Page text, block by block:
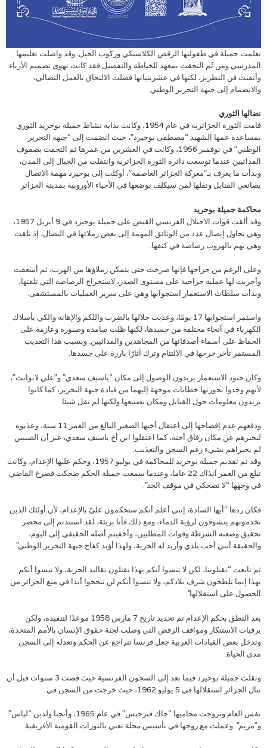
تعلمت جميلة في طفولتها الرقص الكلاسيكي وركوب الخيل. وقد واصلت تعليمها
المدرسي ومن ثَم التحقت بمعهد للخياطة والتفصيل فقد كانت تهوى تصميم الأزياء
وأتقنت فن التطريز، لكنها في عشرينياتها فضلت الالتحاق بالعمل النضالي،
والانضمام إلى جبهة التحرير الوطني.
نضالها الثوري
قامت الثورة الجزائرية في عام 1954، وكانت بداية نشاط جميلة بوحريد الثوري
بمساعدة عمها الشهيد “مصطفى بوحيرد”، حيث انضمت إلى “جبهة التحرير
الوطني” في نوفمبر 1956، وكانت في العشرين من عمرها ثم التحقت بصفوف
الفدائيين عندما توسعت دائرة الثورة الجزائرية وانتقلت من الجبال إلى المدن،
وبدأت ما يعرف بـ”معركة الجزائر العاصمة”، أوكلت إلى بوحيرد مهمة الاتصال
بصانعي القنابل ونقلها لمن سيكلف بوضعها في الأحياء الأوروبية بمدينة الجزائر.
محاكمة جميلة بوحريد
وقد ألقت قوات الاحتلال الفرنسي القبض على جميلة بوحيرد في 9 أبريل 1957،
وهي تحاول إيصال عدد من الوثائق المهمة إلى بعض زملائها في النضال، إذ تلقت
وهي تهم بالهروب رصاصة في كتفها.
وعلى الرغم من جراحها فإنها صرخت حتى يتمكن زملاؤها من الهرب، ثم أسعفت
وأجريت لها عملية جراحية على مستوى الصدر، لاستخراج الرصاصة التي تلقتها،
وبدأت سلطات الاستعمار استجوابها وهي على سرير العمليات بالمستشفى.
واستمر استجوابها 17 يومًا، وعذبت خلالها بالضرب واللكم والإهانة والكي بأسلاك
الكهرباء في أنحاء مختلفة من جسدها، لكنها ظلت صامدة وصبورة وعازمة على
الحفاظ على أسماء أصدقائها من المجاهدين والفدائيين. وبسبب هذا التعذيب
المستمر تأخر جرحها في الالتئام وترك آثارًا بارزة على جسدها.
وكان جنود الاستعمار يريدون الوصول إلى مكان “ياسيف سعدي” و”علي لابوانت”،
لأنهم وجدوا بحوزتها خطابات موجهة إليهما من قيادة جبهة التحرير، كما كانوا
يريدون معلومات حول القنابل ومكان تصنيعها ولكنها لم تقل شيئا.
ودفعهم عدم إفصاحها إلى اعتقال أخيها الصغير البالغ من العمر 11 سنة، وعذبوه
ليخبرهم عن مكان رفاق أخته، كما اعتقلوا ابن أخ ياسيف سعدي، غير أن الصبيين
لم يخبراهم بشيء رغم السجن والتعذيب.
وقد تم تقديم جميلة بوحريد للمحاكمة في يوليو 1957، وحكم عليها الإعدام، وكانت
تبلغ من العمر آنذاك 22 عاما، وعندما سمعت جميلة الحكم ضحكت فصرخ القاضي
في وجهها “لا تضحكي في موقف الجد”.
فكان ردها “أيها السادة، إنني أعلم أنكم ستحكمون عليّ بالإعدام، لأن أولئك الذين
تخدمونهم يتشوقون لرؤية الدماء، ومع ذلك فأنا بريئة، لقد استندتم إلى محضر
تحقيق وضعته الشرطة وقوات المظليين، وأخفيتم أصله الحقيقي إلى اليوم،
والحقيقة أنني أحب بلدي وأريد له الحرية، ولهذا أؤيد كفاح جبهة التحرير الوطني”.
ثم تابعت “تقتلوننا، لكن لا تنسوا أنكم بهذا تقتلون تقاليد الحرية، ولا تنسوا أنكم
بهذا إنما تلطخون شرف بلادكم، ولا تنسوا أنكم لن تنجحوا أبدا في منع الجزائر من
الحصول على استقلالها”.
بعد النطق بحكم الإعدام تم تحديد تاريخ 7 مارس 1958 موعدًا لتنفيذه، ولكن
برقيات الاستنكار ومواقف الرفض التي وصلت لجنة حقوق الإنسان بالأمم المتحدة،
وتدخل بعض القيادات العربية جعل فرنسا تتراجع عن الحكم وتعدله إلى السجن
مدى الحياة.
ونقلت جميلة بوحيرد فيما بعد إلى السجون الفرنسية حيث قضت 3 سنوات قبل أن
تنال الجزائر استقلالها في 5 يوليو 1962، حيث خرجت من السجن في
نفس العام وتزوجت محاميها “جاك فيرجيس” في عام 1965، وأنجبا ولدين “لياس”
و”مريم”. وعملت مع زوجها في تأسيس مجلة تعني بالثورات القومية الأفريقية.